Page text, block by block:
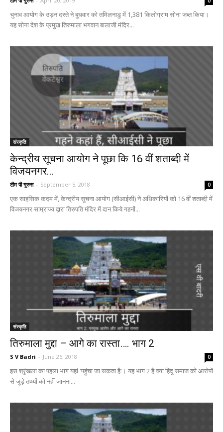
चुनाव आयोग के उड़न दस्ते ने बुधवार को तमिलनाडु में 1,381 किलोग्राम सोना जब्त किया।
यह सोना देश के प्रमुख तिरुमाला भगवान बालाजी मंदिर...
संस्कृति
केन्द्रीय सूचना आयोग ने पूछा कि 16 वीं शताब्दी में
विजयनगर...
टीम पी गुरुस - September 5, 2018 0
एक साहसिक कदम में, केन्द्रीय सूचना आयोग (सीआईसी) ने अधिकारियों को 16 वीं शताब्दी में
विजयनगर साम्राज्य द्वारा तिरुपति मंदिर में दान किये गहनों...
संस्कृति
तिरुमाला मुद्दा – आगे का रास्ता…. भाग 2
S V Badri - June 26, 2018 0
इस श्रृंखला का पहला भाग यहां 'पहुंचा जा सकता है'। यह भाग 2 है क्या हिंदू समाज को आरोपों
से जुड़े तथ्यों को नहीं जानना...